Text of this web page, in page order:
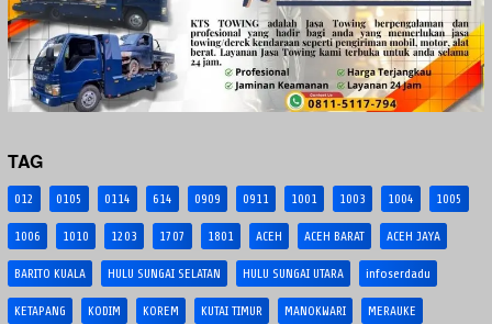
TAG
012 0105 0114 614 0909 0911 1001 1003 1004 1005
1006 1010 1203 1707 1801 ACEH ACEH BARAT ACEH JAYA
BARITO KUALA HULU SUNGAI SELATAN HULU SUNGAI UTARA infoserdadu
KETAPANG KODIM KOREM KUTAI TIMUR MANOKWARI MERAUKE